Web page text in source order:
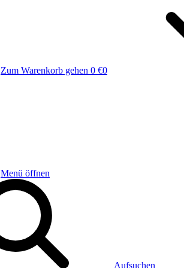
Zum Warenkorb gehen 0 €0
Menü öffnen
Aufsuchen